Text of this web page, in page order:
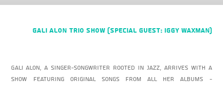
GALI ALON Trio Show (Special Guest: Iggy Waxman)
Gali Alon, a singer-songwriter rooted in jazz, arrives with a
show featuring original songs from all her albums -